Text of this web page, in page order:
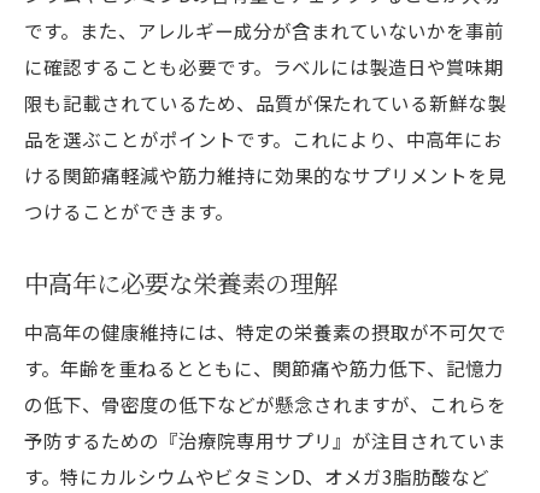
です。また、アレルギー成分が含まれていないかを事前
に確認することも必要です。ラベルには製造日や賞味期
限も記載されているため、品質が保たれている新鮮な製
品を選ぶことがポイントです。これにより、中高年にお
ける関節痛軽減や筋力維持に効果的なサプリメントを見
つけることができます。
中高年に必要な栄養素の理解
中高年の健康維持には、特定の栄養素の摂取が不可欠で
す。年齢を重ねるとともに、関節痛や筋力低下、記憶力
の低下、骨密度の低下などが懸念されますが、これらを
予防するための『治療院専用サプリ』が注目されていま
す。特にカルシウムやビタミンD、オメガ3脂肪酸など